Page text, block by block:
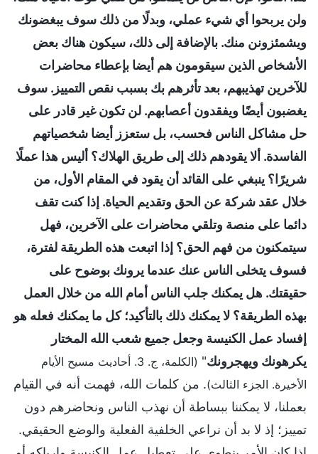
ولن يربحوا أي شيء عملي، وبدلًا من ذلك سوف يبغضونك
ويشمئزونن منك. بالإضافة إلى ذلك، سيكون هناك بعض
الأشخاص الذين سيقومون هم أيضا بإعطاء محاضرات
للآخرين تهذيبهم، بعد تأثرهم بك بسبب نقص التمييز. سوف
يغضبون أيضًا ويفقدون أعصابهم. لن تكون غير قادر على
حل مشاكل الناس فحسب، بل ستعزز أيضا شخصياتهم
الفاسدة. ألا يقودهم ذلك إلى طريق الهلاك؟ أليس هذا عملًا
شريرًا؟ ينبغي على القائد أن يقود في المقام الأول، من
خلال عقد شركة عن الحق وتقديم الحياة. إذا كنت تقف
دائما على منصة وتلقي محاضرات على الآخرين، فهل
سيتمكنون من فهم الحق؟ إذا اتبعت هذه الطريقة لفترة،
فسوف يتخلى الناس عنك عندما يرونك بوضوح على
حقيقتك. هل يمكنك جلب الناس أمام الله من خلال العمل
بهذه الطريقة؟ لا يمكنك ذلك بالتأكيد؛ كل ما يمكنك فعله هو
إفساد عمل الكنيسة وجعل جميع شعب الله المختار
يكرهونك ويهجرونك"
(الكلمة، ج. 3. أحاديث مسيح الأيام
الأخيرة. الجزء الثالث). من كلمات الله، فهمت أنه في القيام
بعملنا، لا يمكننا ببساطة أن نهذب الناس ونحاضرهم دون
تمييز؛ إذ لا بد أن نراعي الخلفية الفعلية والوضع الحقيقي.